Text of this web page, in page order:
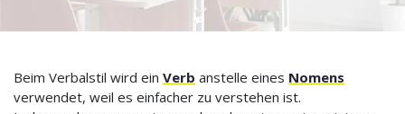
Beim Verbalstil wird ein Verb anstelle eines Nomens
verwendet, weil es einfacher zu verstehen ist.